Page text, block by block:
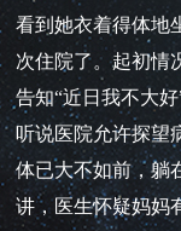
看到她衣着得体地
次住院了。起初情
告知“近日我不大
听说医院允许探望
体已大不如前，躺
讲，医生怀疑妈妈